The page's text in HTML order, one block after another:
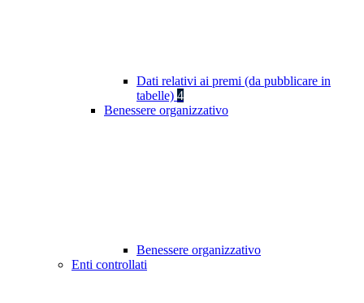
Dati relativi ai premi (da pubblicare in
tabelle) 4
Benessere organizzativo
Benessere organizzativo
Enti controllati